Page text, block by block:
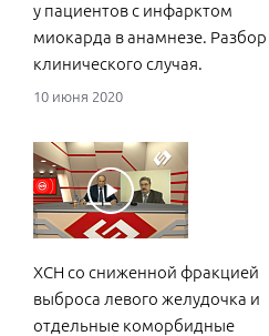
у пациентов с инфарктом
миокарда в анамнезе. Разбор
клинического случая.
10 июня 2020
ХСН со сниженной фракцией
выброса левого желудочка и
отдельные коморбидные